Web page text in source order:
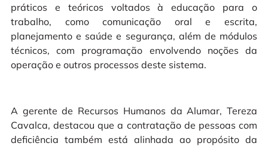
práticos e teóricos voltados à educação para o
trabalho, como comunicação oral e escrita,
planejamento e saúde e segurança, além de módulos
técnicos, com programação envolvendo noções da
operação e outros processos deste sistema.
A gerente de Recursos Humanos da Alumar, Tereza
Cavalca, destacou que a contratação de pessoas com
deficiência também está alinhada ao propósito da